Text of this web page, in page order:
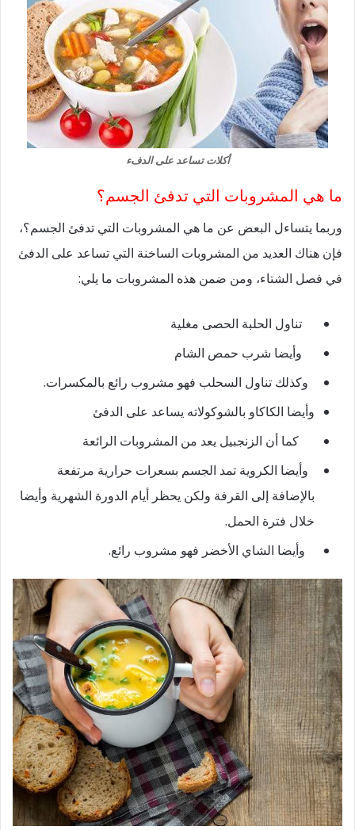
أكلات تساعد على الدفء
ما هي المشروبات التي تدفئ الجسم؟
وربما يتساءل البعض عن ما هي المشروبات التي تدفئ الجسم؟،
فإن هناك العديد من المشروبات الساخنة التي تساعد على الدفئ
في فصل الشتاء، ومن ضمن هذه المشروبات ما يلي:
تناول الحلبة الحصى مغلية
وأيضا شرب حمص الشام
وكذلك تناول السحلب فهو مشروب رائع بالمكسرات.
وأيضا الكاكاو بالشوكولاته يساعد على الدفئ
كما أن الزنجبيل يعد من المشروبات الرائعة
وأيضا الكروية تمد الجسم بسعرات حرارية مرتفعة
بالإضافة إلى القرفة ولكن يحظر أيام الدورة الشهرية وأيضا
خلال فترة الحمل.
وأيضا الشاي الأخضر فهو مشروب رائع.